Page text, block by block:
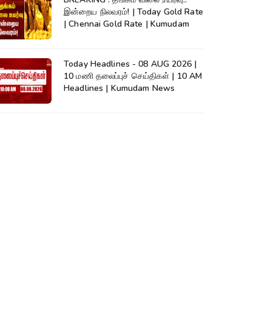
இன்றைய நிலவரம்! | Today Gold Rate
| Chennai Gold Rate | Kumudam
Today Headlines - 08 AUG 2026 |
10 மணி தலைப்புச் செய்திகள் | 10 AM
Headlines | Kumudam News